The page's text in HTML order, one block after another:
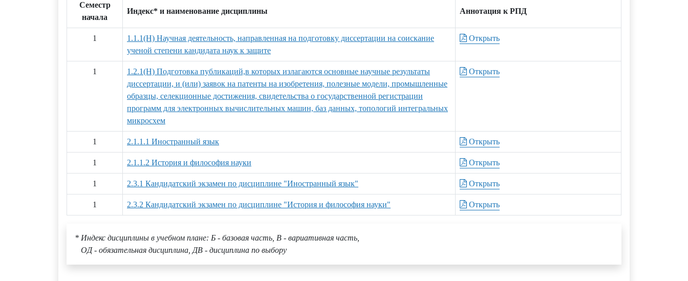
Семестр
начала
Индекс* и наименование дисциплины Аннотация к РПД
1
1.1.1(Н) Научная деятельность, направленная на подготовку диссертации на соискание
ученой степени кандидата наук к защите
Открыть
1
1.2.1(Н) Подготовка публикаций,в которых излагаются основные научные результаты
диссертации, и (или) заявок на патенты на изобретения, полезные модели, промышленные
образцы, селекционные достижения, свидетельства о государственной регистрации
программ для электронных вычислительных машин, баз данных, топологий интегральных
микросхем
Открыть
1 2.1.1.1 Иностранный язык Открыть
1 2.1.1.2 История и философия науки Открыть
1 2.3.1 Кандидатский экзамен по дисциплине "Иностранный язык" Открыть
1 2.3.2 Кандидатский экзамен по дисциплине "История и философия науки" Открыть
* Индекс дисциплины в учебном плане: Б - базовая часть, В - вариативная часть,
ОД - обязательная дисциплина, ДВ - дисциплина по выбору